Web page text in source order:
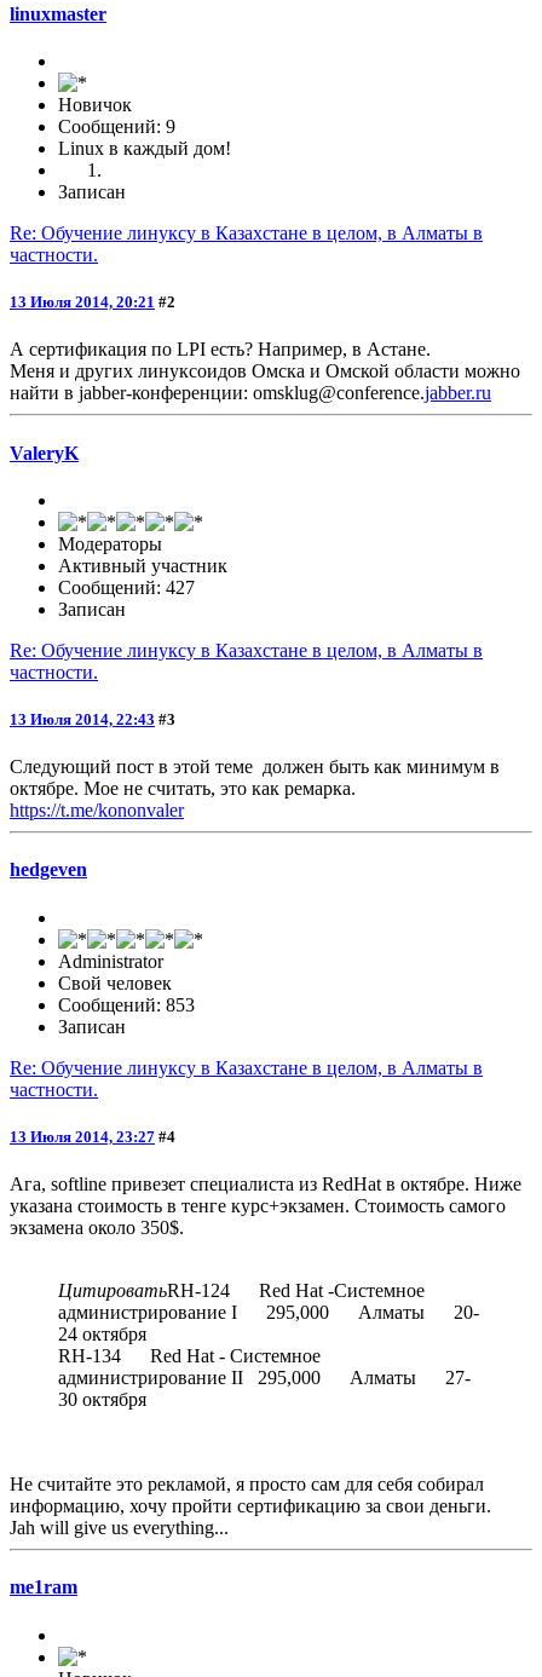
linuxmaster
Новичок
Сообщений: 9
Linux в каждый дом!
Записан
Re: Обучение линуксу в Казахстане в целом, в Алматы в
частности.
13 Июля 2014, 20:21 #2
А сертификация по LPI есть? Например, в Астане.
Меня и других линуксоидов Омска и Омской области можно
найти в jabber-конференции: omsklug@conference.jabber.ru
ValeryK
Модераторы
Активный участник
Сообщений: 427
Записан
Re: Обучение линуксу в Казахстане в целом, в Алматы в
частности.
13 Июля 2014, 22:43 #3
Следующий пост в этой теме должен быть как минимум в
октябре. Мое не считать, это как ремарка.
https://t.me/kononvaler
hedgeven
Administrator
Свой человек
Сообщений: 853
Записан
Re: Обучение линуксу в Казахстане в целом, в Алматы в
частности.
13 Июля 2014, 23:27 #4
Ага, softline привезет специалиста из RedHat в октябре. Ниже
указана стоимость в тенге курс+экзамен. Стоимость самого
экзамена около 350$.
ЦитироватьRH-124 Red Hat -Системное
администрирование I 295,000 Алматы 20-
24 октября
RH-134 Red Hat - Системное
администрирование II 295,000 Алматы 27-
30 октября
Не считайте это рекламой, я просто сам для себя собирал
информацию, хочу пройти сертификацию за свои деньги.
Jah will give us everything...
me1ram